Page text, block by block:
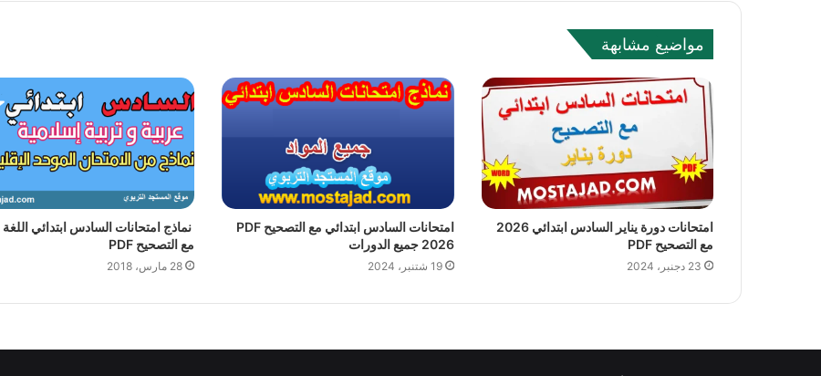
مواضيع مشابهة
امتحانات دورة يناير السادس ابتدائي 2026
مع التصحيح PDF
23 دجنبر، 2024
امتحانات السادس ابتدائي مع التصحيح PDF
2026 جميع الدورات
19 شتنبر، 2024
نماذج امتحانات السادس ابتدائي اللغة
مع التصحيح PDF
28 مارس، 2018